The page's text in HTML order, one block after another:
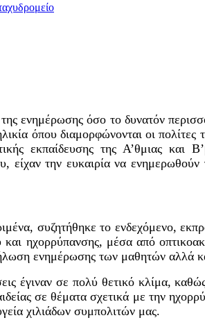
ενημέρωσης όσο το δυνατόν
όπου διαμορφώνονται οι
εκπαίδευσης της Α’θμιας
είχαν την ευκαιρία να
συζητήθηκε το ενδεχόμενο,
και ηχορρύπανσης, μέσα από
ενημέρωσης των μαθητών αλλά
έγιναν σε πολύ θετικό κλίμα,
σε θέματα σχετικά με την
χιλιάδων συμπολιτών μας.